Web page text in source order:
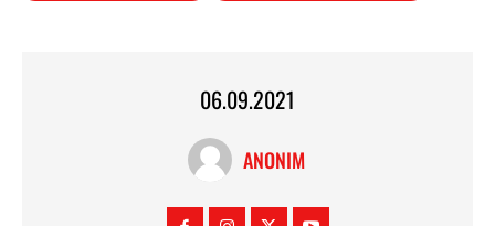
06.09.2021
ANONIM